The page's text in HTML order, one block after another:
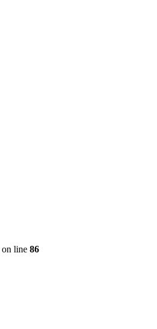
on line 86